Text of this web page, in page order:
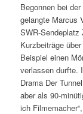
Begonnen bei
gelangte Marcus
SWR-Sendeplatz
Kurzbeiträge
Beispiel einen
verlassen durfte.
Drama Der
aber als 90-
ich